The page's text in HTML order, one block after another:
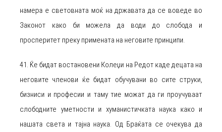
намера е световната моќ на државата да се воведе во
Законот како би можела да води до слобода и
просперитет преку примената на неговите принципи.
41. Ќе бидат востановени Колеџи на Редот каде децата на
неговите членови ќе бидат обучувани во сите струки,
бизниси и професии и таму тие можат да ги проучуваат
слободните уметности и хуманистичката наука како и
нашата света и тајна наука. Од Браќата се очекува да